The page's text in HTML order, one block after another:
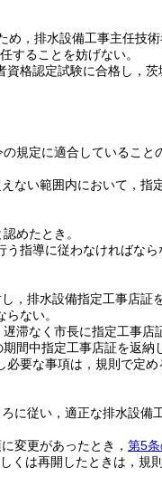
め，排水設備工事主任技
することを妨げない。
格認定試験に合格し，
規定に適合していること
ない範囲内において，
めたとき。
指導に従わなければなら
，排水設備指定工事店証
ない。
滞なく市長に指定工事店
間中指定工事店証を返納
要な事項は，規則で定め
従い，適正な排水設備
変更があったとき， 第5
は再開したときは，規